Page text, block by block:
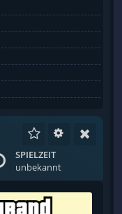
SPIELZEIT
unbekannt